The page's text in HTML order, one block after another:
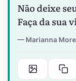
Não deixe
Faça da sua
Marianna